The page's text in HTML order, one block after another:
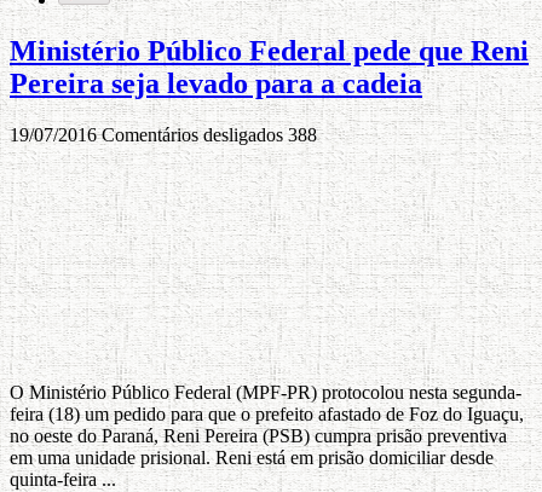
Ministério Público Federal pede que Reni
Pereira seja levado para a cadeia
19/07/2016 Comentários desligados 388
O Ministério Público Federal (MPF-PR) protocolou nesta segunda-
feira (18) um pedido para que o prefeito afastado de Foz do Iguaçu,
no oeste do Paraná, Reni Pereira (PSB) cumpra prisão preventiva
em uma unidade prisional. Reni está em prisão domiciliar desde
quinta-feira ...